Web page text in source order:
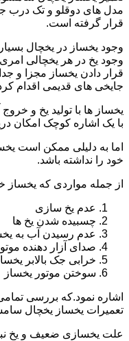
مدل های دوقلو و تک درب
قرار گرفته است.
وجود یخساز در یخچال
وجود یخ در هر یخچالی
قرار دادن یخساز مجزا و
جایخی های قدیمی اقدام
یخساز ها با تولید یخ و
با یک اشاره کوچک امکان
اما به دلیلی ممکن است
خود را نداشته باشد.
از جمله مواردی که
عدم یخ سازی
چسبیده شدن یخ ها
عدم رسیدن آب به
صدای آزار دهنده
خرابی جک بالابر
سوختن موتور یخساز
اشاره نمود.که بررسی
تعمیرات یخساز یخچال
علت یخسازی ضعیف و یخ